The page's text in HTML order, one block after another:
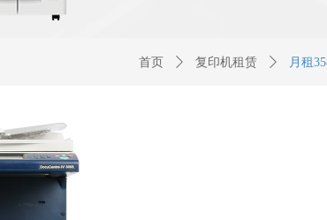
首页 ꄲ 复印机租赁 ꄲ 月租